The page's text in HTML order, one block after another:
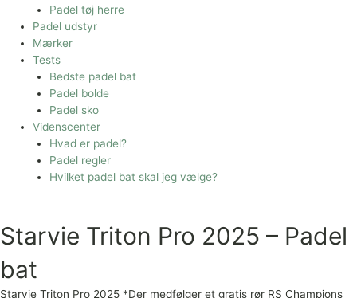
Padel tøj herre
Padel udstyr
Mærker
Tests
Bedste padel bat
Padel bolde
Padel sko
Videnscenter
Hvad er padel?
Padel regler
Hvilket padel bat skal jeg vælge?
Starvie Triton Pro 2025 – Padel
bat
Starvie Triton Pro 2025 *Der medfølger et gratis rør RS Champions